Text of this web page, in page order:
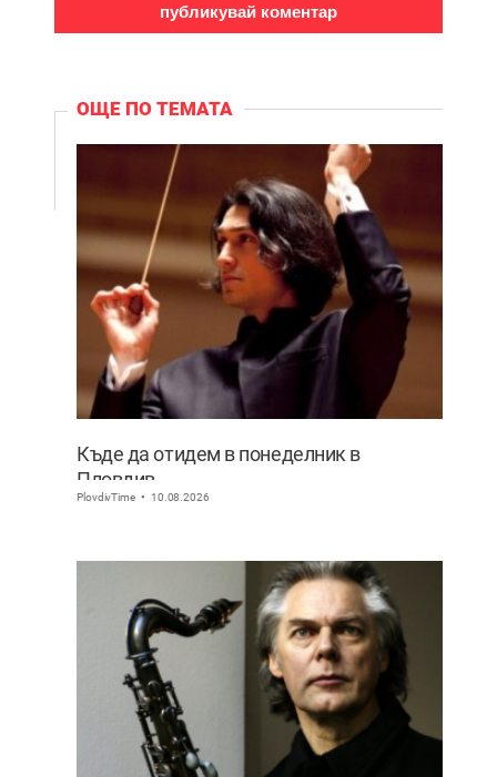
ОЩЕ ПО ТЕМАТА
Къде да отидем в понеделник в
Пловдив
PlovdivTime 10.08.2026